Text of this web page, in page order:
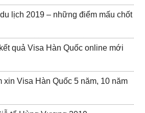
lịch 2019 – những điểm mấu chốt
quả Visa Hàn Quốc online mới
xin Visa Hàn Quốc 5 năm, 10 năm